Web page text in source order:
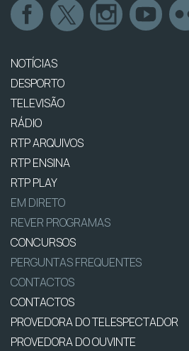
NOTÍCIAS
DESPORTO
TELEVISÃO
RÁDIO
RTP ARQUIVOS
RTP ENSINA
RTP PLAY
EM DIRETO
REVER PROGRAMAS
CONCURSOS
PERGUNTAS FREQUENTES
CONTACTOS
CONTACTOS
PROVEDORA DO TELESPECTADOR
PROVEDORA DO OUVINTE